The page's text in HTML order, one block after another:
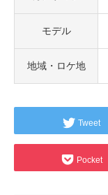
モデル
地域・ロケ地
Tweet
Pocket